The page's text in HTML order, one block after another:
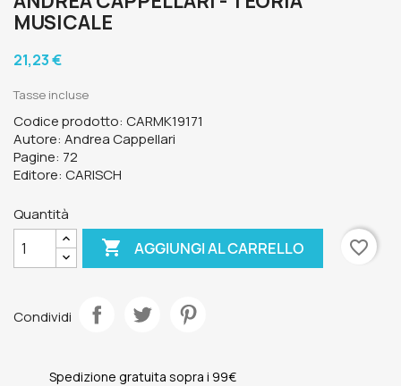
MUSICALE
21,23 €
Tasse incluse
Codice prodotto: CARMK19171
Autore: Andrea Cappellari
Pagine: 72
Editore: CARISCH
Quantità
 AGGIUNGI AL CARRELLO favorite_border
Condividi
Spedizione gratuita sopra i 99€